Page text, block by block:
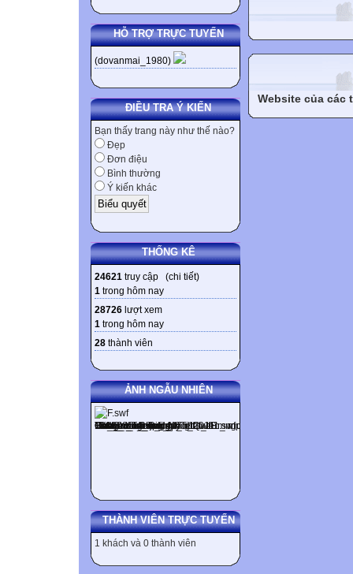
HỖ TRỢ TRỰC TUYẾN
(dovanmai_1980)
ĐIỀU TRA Ý KIẾN
Bạn thấy trang này như thế nào?
Đẹp
Đơn điệu
Bình thường
Ý kiến khác
THỐNG KÊ
24621 truy cập (chi tiết)
1 trong hôm nay
28726 lượt xem
1 trong hôm nay
28 thành viên
ẢNH NGẪU NHIÊN
THÀNH VIÊN TRỰC TUYẾN
1 khách và 0 thành viên
Website của các